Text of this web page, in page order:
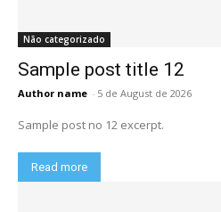
Não categorizado
Sample post title 12
Author name - 5 de August de 2026
Sample post no 12 excerpt.
Read more